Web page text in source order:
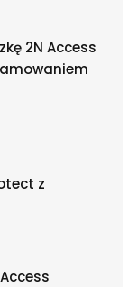
2N Access
z